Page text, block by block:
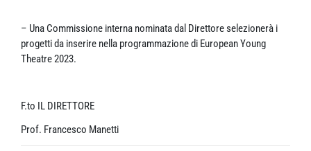
– Una Commissione interna nominata dal Direttore selezionerà i
progetti da inserire nella programmazione di European Young
Theatre 2023.
F.to IL DIRETTORE
Prof. Francesco Manetti